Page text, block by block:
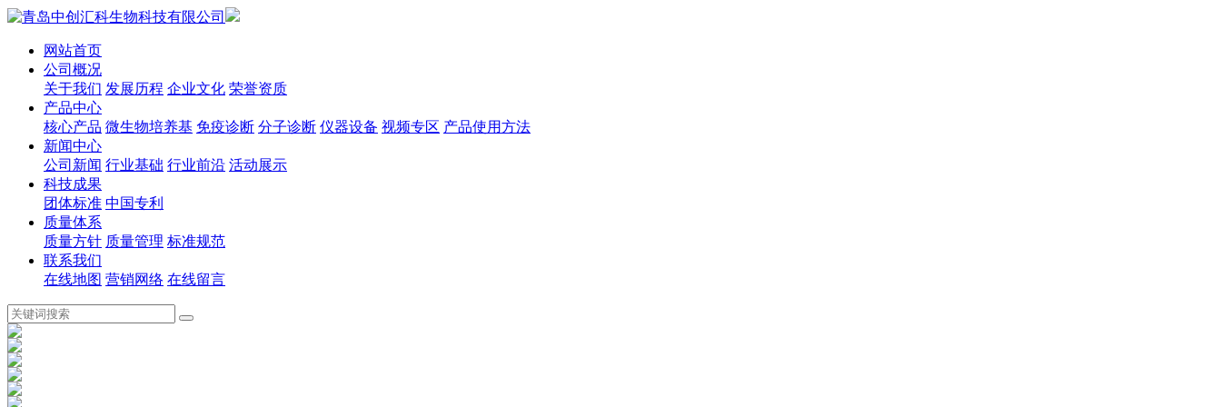
网站首页
公司概况
关于我们 发展历程 企业文化 荣誉资质
产品中心
核心产品 微生物培养基 免疫诊断 分子诊断 仪器设备 视频专区 产品使用方法
新闻中心
公司新闻 行业基础 行业前沿 活动展示
科技成果
团体标准 中国专利
质量体系
质量方针 质量管理 标准规范
联系我们
在线地图 营销网络 在线留言